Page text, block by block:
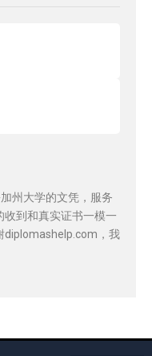
州大学的文凭，服务
收到和真实证书一模一
diplomashelp.com，我